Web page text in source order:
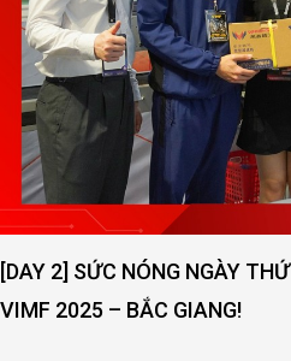
THỨ 2 VẪN ĐANG LAN TOẢ -